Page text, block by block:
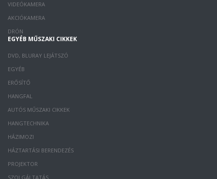
VIDEÓKAMERA
AKCIÓKAMERA
DRÓN
EGYÉB MŰSZAKI CIKKEK
DVD, BLURAY LEJÁTSZÓ
EGYÉB
ERŐSÍTŐ
HANGFAL
AUTÓS MŰSZAKI CIKKEK
HANGTECHNIKA
HÁZIMOZI
HÁZTARTÁSI BERENDEZÉS
PROJEKTOR
SZOLGÁLTATÁS